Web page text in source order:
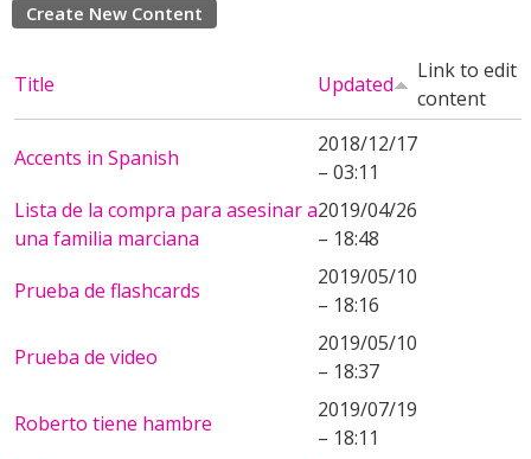
Create New Content
Title Updated
Link to edit
content
Accents in Spanish
2018/12/17
– 03:11
Lista de la compra para asesinar a
una familia marciana
2019/04/26
– 18:48
Prueba de flashcards
2019/05/10
– 18:16
Prueba de video
2019/05/10
– 18:37
Roberto tiene hambre
2019/07/19
– 18:11